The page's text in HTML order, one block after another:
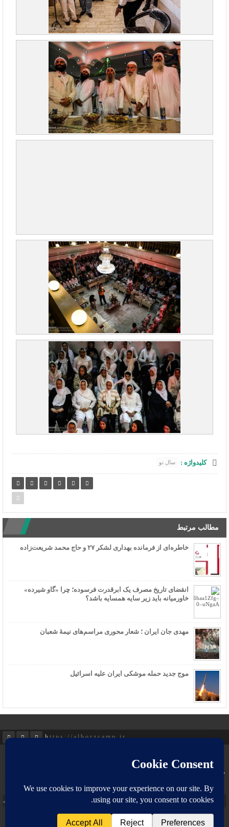
کلیدواژه : سال نو
مطالب مرتبط
خاطره‌ای از فرمانده بهداری لشکر ۲۷ و حاج محمد شریعت‌زاده
انقضای تاریخ مصرف یک ابرقدرت فرسوده؛ چرا «گاو شیرده»
خاورمیانه باید زیر سایه همسایه باشد؟
مهدی جان ایران ؛ شعار محوری مراسم‌های نیمۀ شعبان
موج جدید حمله موشکی ایران علیه اسرائیل
https://alborzcamp.ir
صفحه اصلی پیوند ها
کلیه حقوق مادی و معنوی این سایت متعلق به آقای مهندس علی شریعت زاده بوده
و هرگونه دخل تصرف در آن پیگرد قانونی به همراه دارد.
طراحی و توسعه